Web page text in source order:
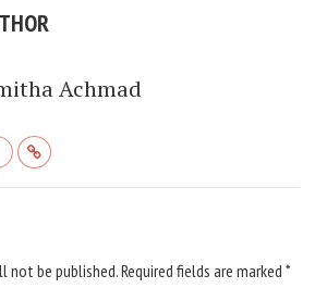
Achmad
not be published.Required fields are marked *